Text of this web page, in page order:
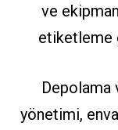
ve
etiketleme
Depolama
yönetimi,